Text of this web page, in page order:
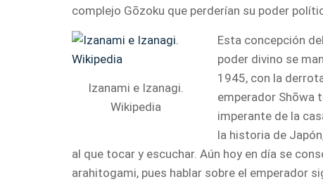
complejo Gōzoku que perderían su poder
Izanami e Izanagi.
Wikipedia
Esta concepción
poder divino se
1945, con la
emperador Shōwa
imperante de la
la historia de
al que tocar y escuchar. Aún hoy en día se
arahitogami, pues hablar sobre el emperador